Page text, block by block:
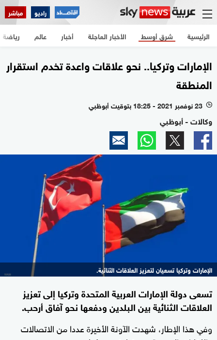
راديو مباشر
الرئيسية الأخبار العاجلة أخبار شرق أوسط عالم رياضة
الإمارات وتركيا.. نحو علاقات واعدة تخدم استقرار
المنطقة
l 23 نوفمبر 2021 - 18:25 بتوقيت أبوظبي
وكالات - أبوظبي
الإمارات وتركيا تسعيان لتعزيز العلاقات الثنائية.
تسعى دولة الإمارات العربية المتحدة وتركيا إلى تعزيز
العلاقات الثنائية بين البلدين ودفعها نحو آفاق أرحب.
وفي هذا الإطار، شهدت الآونة الأخيرة عددا من الاتصالات